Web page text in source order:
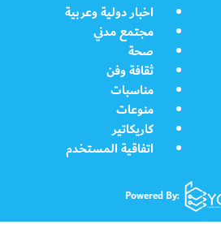
اخبار دولية وعربية
مجتمع مدني
صحة
ثقافة وفن
مناسبات
منوعات
كاريكاتير
اتفاقية المستخدم
Powered By: